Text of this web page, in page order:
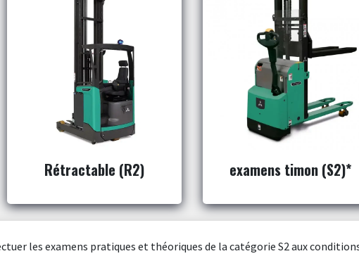
Rétractable (R2) examens timon (S2)*
les examens pratiques et théoriques de la catégorie S2 aux